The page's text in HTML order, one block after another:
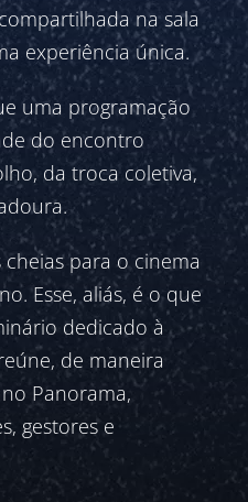
na sala
experiência única.
uma programação
do encontro
da troca coletiva,
cheias para o cinema
Esse, aliás, é o que
dedicado à
de maneira
Panorama,
gestores e